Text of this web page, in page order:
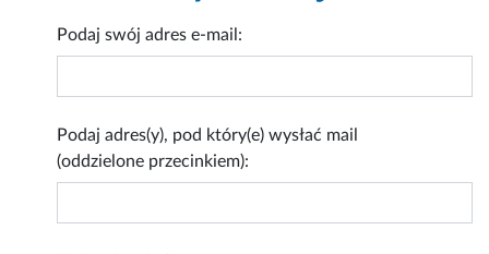
Podaj swój adres e-mail:
Podaj adres(y), pod który(e) wysłać mail
(oddzielone przecinkiem):